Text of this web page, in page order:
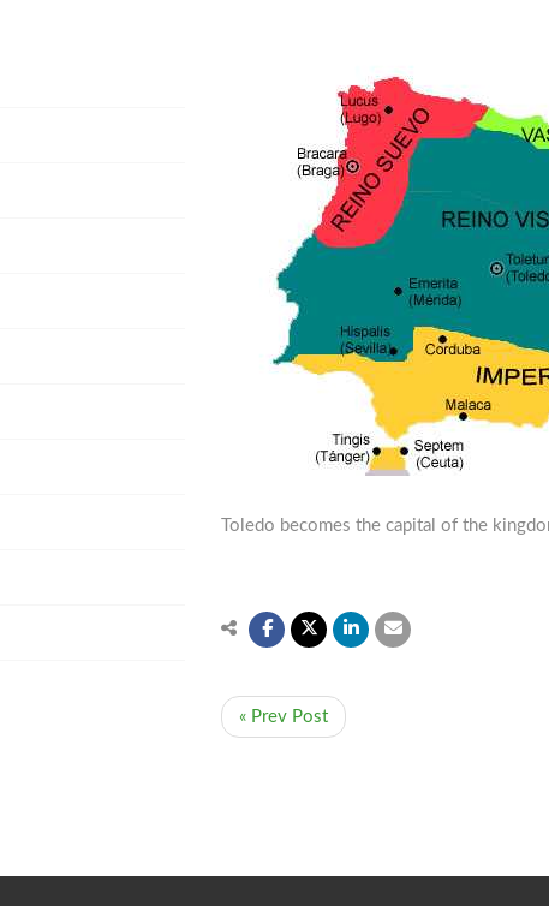
Toledo becomes the capital of the
« Prev Post